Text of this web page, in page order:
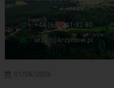
+48 (63) 241-32-80
urzad@krzymow.pl
01/06/2026